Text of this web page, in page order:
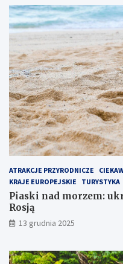
j
p
o
p
u
l
a
r
n
i
e
j
s
z
e
m
i
e
j
s
e
n
t
p
r
z
y
g
r
a
n
i
c
y
z
R
o
s
j
ą
ATRAKCJE PRZYRODNICZE
KRAJE EUROPEJSKIE
TURYSTYKA
Piaski nad morzem:
Rosją
13 grudnia 2025